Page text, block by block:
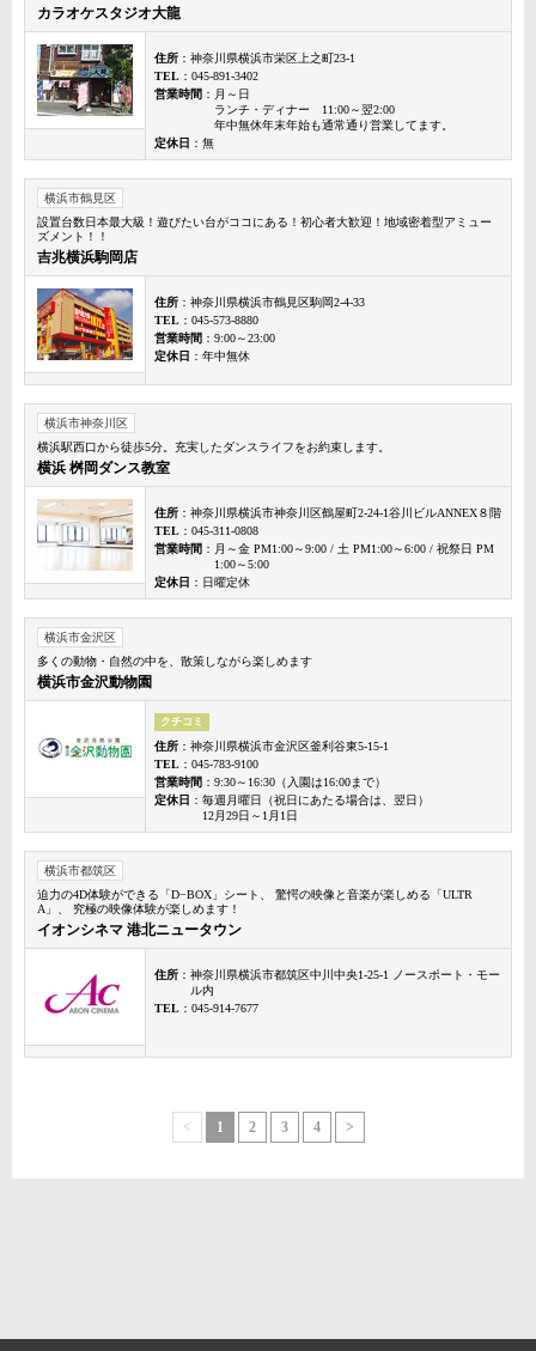
カラオケスタジオ大龍
住所 ：神奈川県横浜市栄区上之町23-1
TEL ：045-891-3402
営業時間 ：月～日
ランチ・ディナー 11:00～翌2:00
年中無休年末年始も通常通り営業してます。
定休日 ：無
横浜市鶴見区
設置台数日本最大級！遊びたい台がココにある！初心者大歓迎！地域密着型アミュー
ズメント！！
吉兆横浜駒岡店
住所 ：神奈川県横浜市鶴見区駒岡2-4-33
TEL ：045-573-8880
営業時間 ：9:00～23:00
定休日 ：年中無休
横浜市神奈川区
横浜駅西口から徒歩5分。充実したダンスライフをお約束します。
横浜 桝岡ダンス教室
住所 ：神奈川県横浜市神奈川区鶴屋町2-24-1谷川ビルANNEX８階
TEL ：045-311-0808
営業時間 ：月～金 PM1:00～9:00 / 土 PM1:00～6:00 / 祝祭日 PM
1:00～5:00
定休日 ：日曜定休
横浜市金沢区
多くの動物・自然の中を、散策しながら楽しめます
横浜市金沢動物園
クチコミ
住所 ：神奈川県横浜市金沢区釜利谷東5-15-1
TEL ：045-783-9100
営業時間 ：9:30～16:30（入園は16:00まで）
定休日 ：毎週月曜日（祝日にあたる場合は、翌日）
12月29日～1月1日
横浜市都筑区
迫力の4D体験ができる「D−BOX」シート、 驚愕の映像と音楽が楽しめる「ULTR
A」、 究極の映像体験が楽しめます！
イオンシネマ 港北ニュータウン
住所 ：神奈川県横浜市都筑区中川中央1-25-1 ノースポート・モー
ル内
TEL ：045-914-7677
< 1 2 3 4 >